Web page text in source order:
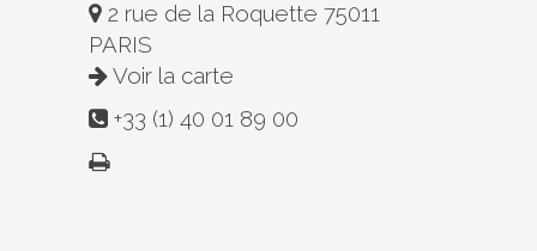
2 rue de la Roquette 75011
PARIS
Voir la carte
+33 (1) 40 01 89 00